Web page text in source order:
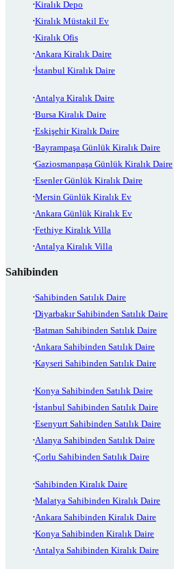
Kiralık Depo
Kiralık Müstakil Ev
Kiralık Ofis
Ankara Kiralık Daire
İstanbul Kiralık Daire
Antalya Kiralık Daire
Bursa Kiralık Daire
Eskişehir Kiralık Daire
Bayrampaşa Günlük Kiralık Daire
Gaziosmanpaşa Günlük Kiralık Daire
Esenler Günlük Kiralık Daire
Mersin Günlük Kiralık Ev
Ankara Günlük Kiralık Ev
Fethiye Kiralık Villa
Antalya Kiralık Villa
Sahibinden
Sahibinden Satılık Daire
Diyarbakır Sahibinden Satılık Daire
Batman Sahibinden Satılık Daire
Ankara Sahibinden Satılık Daire
Kayseri Sahibinden Satılık Daire
Konya Sahibinden Satılık Daire
İstanbul Sahibinden Satılık Daire
Esenyurt Sahibinden Satılık Daire
Alanya Sahibinden Satılık Daire
Çorlu Sahibinden Satılık Daire
Sahibinden Kiralık Daire
Malatya Sahibinden Kiralık Daire
Ankara Sahibinden Kiralık Daire
Konya Sahibinden Kiralık Daire
Antalya Sahibinden Kiralık Daire